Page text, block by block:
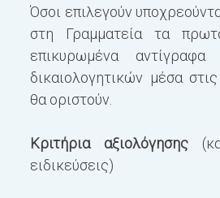
Όσοι επιλεγούν
στη Γραμματεία τα
επικυρωμένα
δικαιολογητικών μέσα
θα οριστούν.
Κριτήρια αξιολόγησης
ειδικεύσεις)